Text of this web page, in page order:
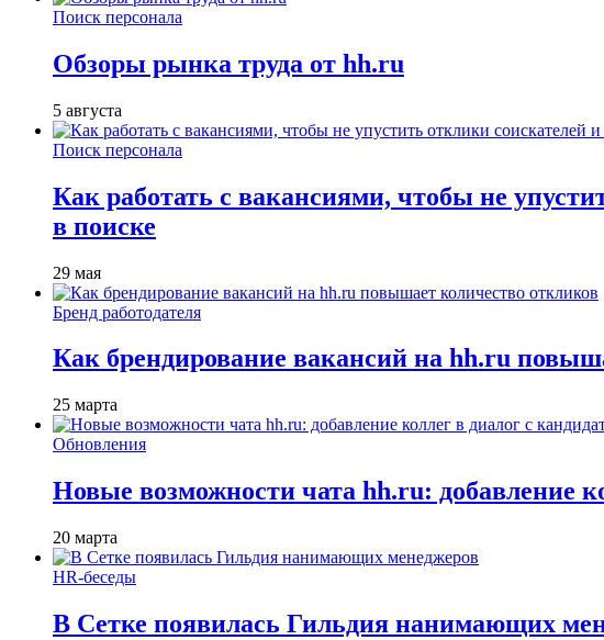
Поиск персонала
Обзоры рынка труда от hh.ru
5 августа
Поиск персонала
Как работать с вакансиями, чтобы не
в поиске
29 мая
Бренд работодателя
Как брендирование вакансий на hh.ru
25 марта
Обновления
Новые возможности чата hh.ru: добавление
20 марта
HR-беседы
В Сетке появилась Гильдия нанимающих